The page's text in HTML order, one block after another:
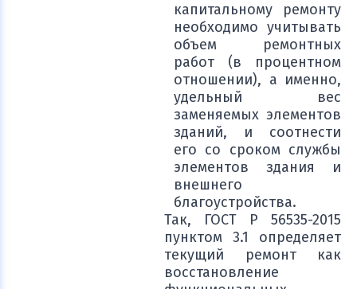
капитальному ремонту
необходимо учитывать
объем ремонтных
работ (в процентном
отношении), а именно,
удельный вес
заменяемых элементов
зданий, и соотнести
его со сроком службы
элементов здания и
внешнего
благоустройства.
Так, ГОСТ Р 56535-2015
пунктом 3.1 определяет
текущий ремонт как
восстановление